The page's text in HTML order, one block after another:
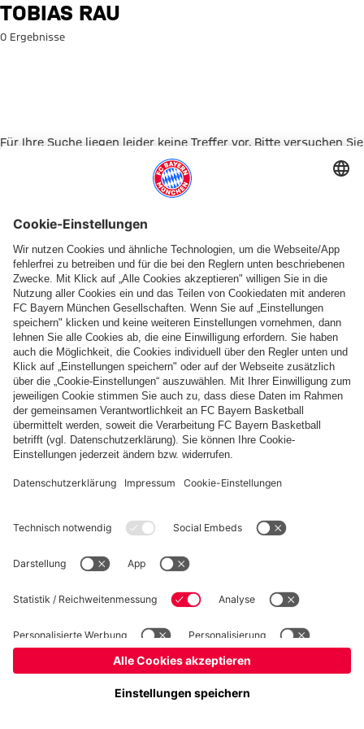
Suche: Tobias Rau
TOBIAS RAU
0 Ergebnisse
Für Ihre Suche liegen leider keine Treffer vor. Bitte versuchen Sie
Zur Startseite
Basketball Frauen Handball Schach Schiedsrichter
Seniorenfußball
Tischtennis
Impressum Datenschutz Nutzungsbedingungen Barrierefreiheit